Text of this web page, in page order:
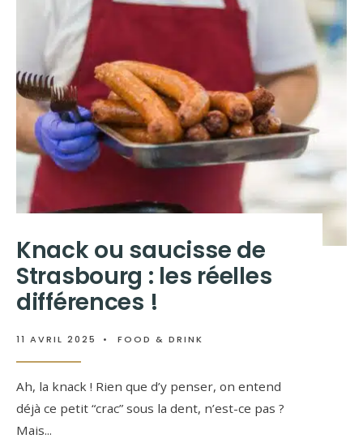
Knack ou saucisse de
Strasbourg : les réelles
différences !
11 AVRIL 2025 • FOOD & DRINK
Ah, la knack ! Rien que d’y penser, on entend
déjà ce petit “crac” sous la dent, n’est-ce pas ?
Mais...